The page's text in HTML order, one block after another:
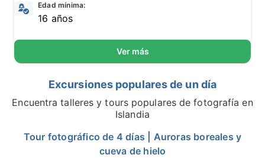
Edad mínima:
16 años
Ver más
Excursiones populares de un día
Encuentra talleres y tours populares de fotografía en
Islandia
Tour fotográfico de 4 días | Auroras boreales y
cueva de hielo